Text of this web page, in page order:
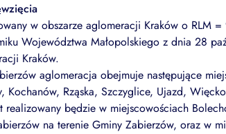
w obszarze aglomeracji Kraków o RLM
Województwa Małopolskiego z dnia 28
Kraków.
aglomeracja obejmuje następujące
Kochanów, Rząska, Szczyglice, Ujazd,
realizowany będzie w miejscowościach
na terenie Gminy Zabierzów, oraz w